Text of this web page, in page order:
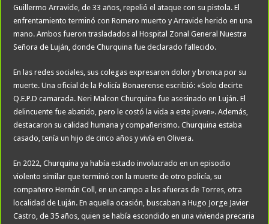
Guillermo Arravide, de 33 años, repelió el ataque con su pistola. El
enfrentamiento terminó con Romero muerto y Arravide herido en una
mano. Ambos fueron trasladados al Hospital Zonal General Nuestra
Señora de Luján, donde Churquina fue declarado fallecido.
En las redes sociales, sus colegas expresaron dolor y bronca por su
muerte. Una oficial de la Policía Bonaerense escribió: «Solo decirte
Q.E.P.D camarada. Neri Malcon Churquina fue asesinado en Luján. El
delincuente fue abatido, pero le costó la vida a este joven». Además,
destacaron su calidad humana y compañerismo. Churquina estaba
casado, tenía un hijo de cinco años y vivía en Olivera.
En 2022, Churquina ya había estado involucrado en un episodio
violento similar que terminó con la muerte de otro policía, su
compañero Hernán Coll, en un campo a las afueras de Torres, otra
localidad de Luján. En aquella ocasión, buscaban a Hugo Jorge Javier
Castro, de 35 años, quien se había escondido en una vivienda precaria